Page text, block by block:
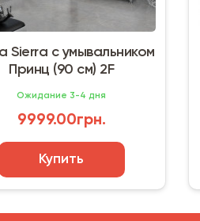
Sierra с умывальником
Принц (90 см) 2F
Ожидание 3-4 дня
9999.00грн.
Купить